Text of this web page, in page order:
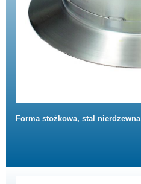
Forma stożkowa, stal nierdzewna